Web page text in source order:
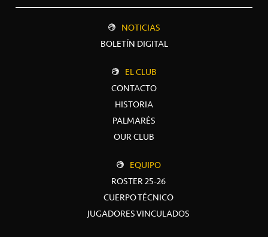
NOTICIAS
BOLETÍN DIGITAL
EL CLUB
CONTACTO
HISTORIA
PALMARÉS
OUR CLUB
EQUIPO
ROSTER 25-26
CUERPO TÉCNICO
JUGADORES VINCULADOS